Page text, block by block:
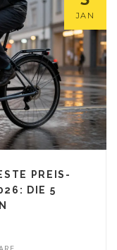
JAN
PREIS-
DIE 5